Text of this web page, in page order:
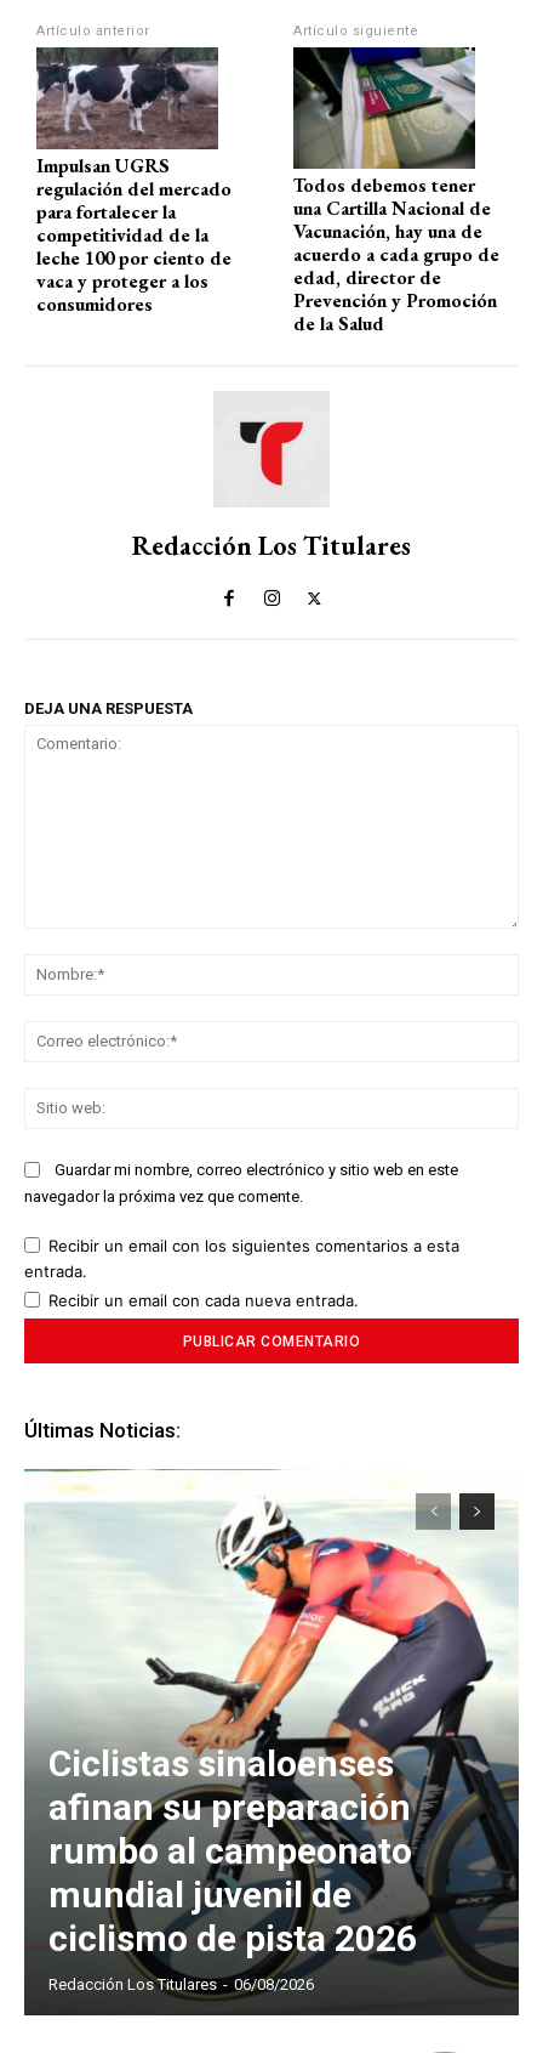
A
p
p
o
o
k
m
ar
tir
Artículo anterior
Impulsan UGRS
regulación del mercado
para fortalecer la
competitividad de la
leche 100 por ciento de
vaca y proteger a los
consumidores
Artículo siguiente
Todos debemos tener
una Cartilla Nacional de
Vacunación, hay una de
acuerdo a cada grupo de
edad, director de
Prevención y Promoción
de la Salud
Redacción Los Titulares
DEJA UNA RESPUESTA
Guardar mi nombre, correo electrónico y sitio web en este
navegador la próxima vez que comente.
Recibir un email con los siguientes comentarios a esta
entrada.
Recibir un email con cada nueva entrada.
Últimas Noticias:
Ciclistas sinaloenses
afinan su preparación
rumbo al campeonato
mundial juvenil de
ciclismo de pista 2026
Redacción Los Titulares - 06/08/2026